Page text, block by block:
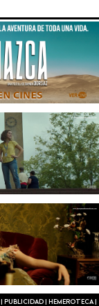
PUBLICIDAD HEMEROTECA|